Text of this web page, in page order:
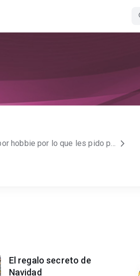
Hola gente, publico en general, soy una escritora por hobbie por lo que les pido perdon si no actualizo lo suficiente, les diria suscribanse para saber cuando subo nueva historia pero suena demasiado basico, por lo que no lo dire pero haganlo gracias, tambien tengo una cuenta en instagram para promocionar los libros, por lo que les pediria que me siguieran d.moonyrose._.1 y si me siguen en mi cuenta personal se los agradeceria d.moon._.17, me pueden hablar y preguntar sobre dudas que tengan de libros o de cosas en general, solo escribanme ¨vengo de booknet....¨y espero poder contestarles en tiempo ya que casi no estoy activa en redes más que para publicar historias, Por el momento estoy dejando que mis dedos esciban historias, y voy viendo que genero se adapta más a mí, así que por eso van a ver tanta variedad de generos en mis libros, espero y alguno sea de su agrado y se queden para leer más historias escritas por mi, gracias por terminar de leer esto, coman bien, tomen aguita y sean felices .
El regalo secreto de
Navidad